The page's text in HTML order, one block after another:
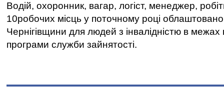
Водій, охоронник, вагар, логіст, менеджер,
10робочих місць у поточному році
Чернігівщини для людей з інвалідністю в межах
програми служби зайнятості.